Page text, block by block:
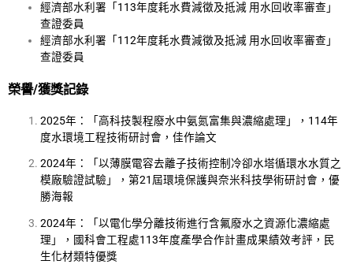
經濟部水利署「113年度耗水費減徵及抵減 用水回收率審查」
查證委員
經濟部水利署「112年度耗水費減徵及抵減 用水回收率審查」
查證委員
榮譽/獲獎記錄
2025年：「高科技製程廢水中氨氮富集與濃縮處理」，114年
度水環境工程技術研討會，佳作論文
2024年：「以薄膜電容去離子技術控制冷卻水塔循環水水質之
模廠驗證試驗」，第21屆環境保護與奈米科技學術研討會，優
勝海報
2024年：「以電化學分離技術進行含氟廢水之資源化濃縮處
理」，國科會工程處113年度產學合作計畫成果績效考評，民
生化材類特優獎